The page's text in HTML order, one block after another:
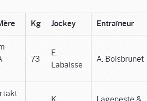
Kg Jockey Entraîneur
73
E.
Labaisse
A. Boisbrunet
K.
Lageneste &